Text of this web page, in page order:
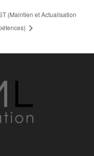
(Maintien et Actualisation